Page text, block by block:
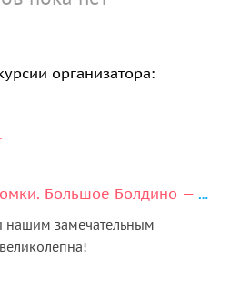
организатора:
Пушкин: предки и потомки. Большое Болдино — имение Пушкиных
нашим замечательным